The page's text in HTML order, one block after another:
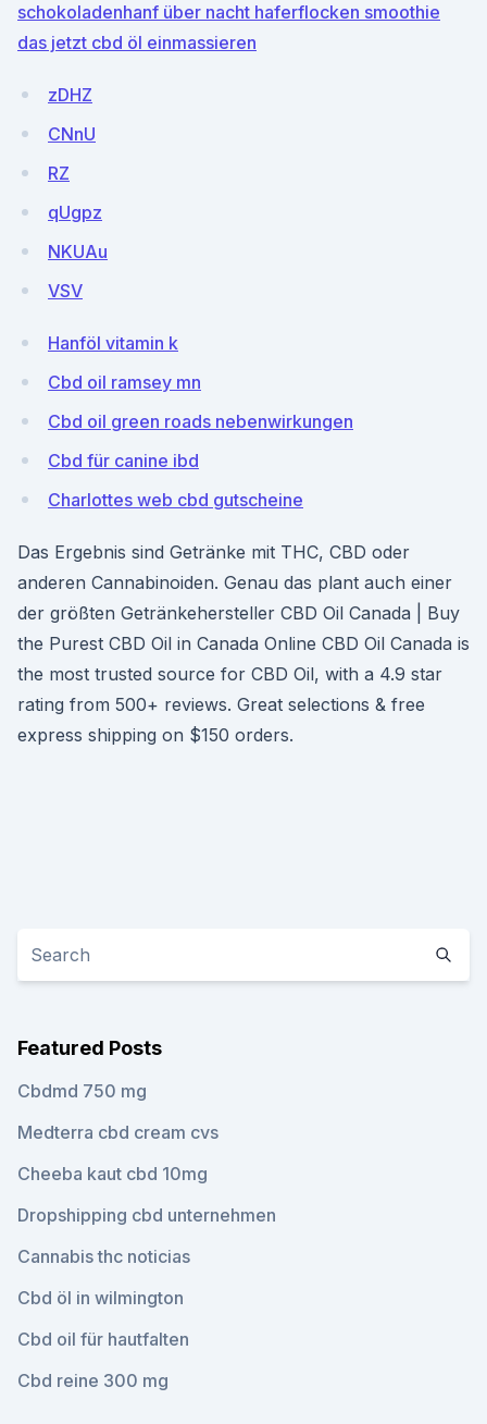
schokoladenhanf über nacht haferflocken smoothie
das jetzt cbd öl einmassieren
zDHZ
CNnU
RZ
qUgpz
NKUAu
VSV
Hanföl vitamin k
Cbd oil ramsey mn
Cbd oil green roads nebenwirkungen
Cbd für canine ibd
Charlottes web cbd gutscheine
Das Ergebnis sind Getränke mit THC, CBD oder
anderen Cannabinoiden. Genau das plant auch einer
der größten Getränkehersteller CBD Oil Canada | Buy
the Purest CBD Oil in Canada Online CBD Oil Canada is
the most trusted source for CBD Oil, with a 4.9 star
rating from 500+ reviews. Great selections & free
express shipping on $150 orders.
Featured Posts
Cbdmd 750 mg
Medterra cbd cream cvs
Cheeba kaut cbd 10mg
Dropshipping cbd unternehmen
Cannabis thc noticias
Cbd öl in wilmington
Cbd oil für hautfalten
Cbd reine 300 mg